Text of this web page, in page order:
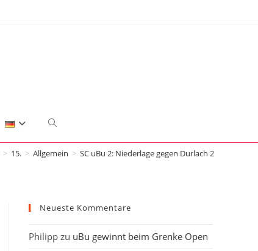
Website-
Suche
> 15. > Allgemein > SC uBu 2: Niederlage gegen Durlach 2
Neueste Kommentare
Philipp zu uBu gewinnt beim Grenke Open